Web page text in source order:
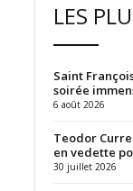
LES
Saint
soirée
6 août 2026
Teodor
en vedette
30 juillet 2026